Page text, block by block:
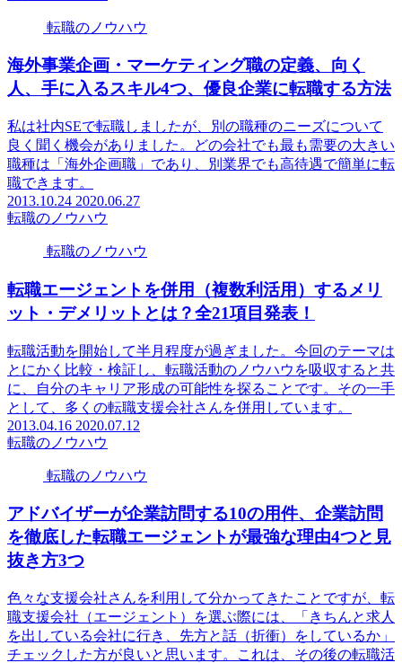
転職のノウハウ
海外事業企画・マーケティング職の定義、向く
人、手に入るスキル4つ、優良企業に転職する方法
私は社内SEで転職しましたが、別の職種のニーズについて
良く聞く機会がありました。どの会社でも最も需要の大きい
職種は「海外企画職」であり、別業界でも高待遇で簡単に転
職できます。
2013.10.24 2020.06.27
転職のノウハウ
転職のノウハウ
転職エージェントを併用（複数利活用）するメリ
ット・デメリットとは？全21項目発表！
転職活動を開始して半月程度が過ぎました。今回のテーマは
とにかく比較・検証し、転職活動のノウハウを吸収すると共
に、自分のキャリア形成の可能性を探ることです。その一手
として、多くの転職支援会社さんを併用しています。
2013.04.16 2020.07.12
転職のノウハウ
転職のノウハウ
アドバイザーが企業訪問する10の用件、企業訪問
を徹底した転職エージェントが最強な理由4つと見
抜き方3つ
色々な支援会社さんを利用して分かってきたことですが、転
職支援会社（エージェント）を選ぶ際には、「きちんと求人
を出している会社に行き、先方と話（折衝）をしているか」
チェックした方が良いと思います。これは、その後の転職活